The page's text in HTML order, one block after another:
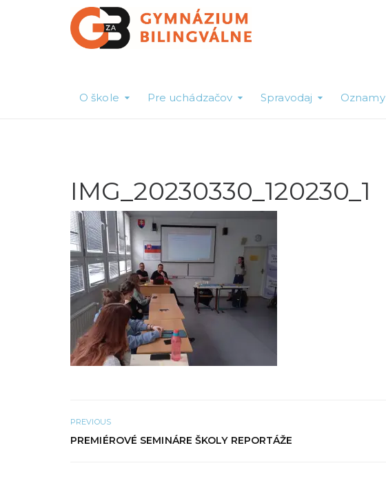
O škole Pre uchádzačov Spravodaj Oznamy
IMG_20230330_120230_1
PREVIOUS
PREMIÉROVÉ SEMINÁRE ŠKOLY REPORTÁŽE